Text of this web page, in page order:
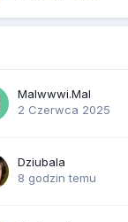
Malwwwi.Mal
2 Czerwca 2025
Dziubala
8 godzin temu